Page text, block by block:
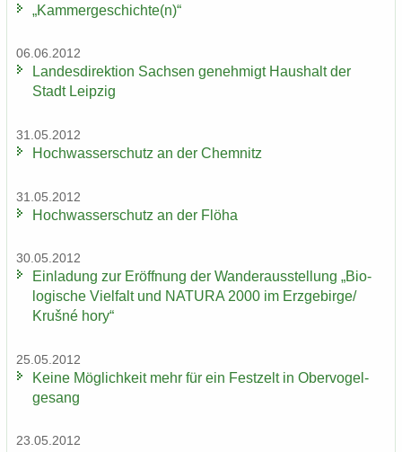
„Kam­mer­ge­schich­te(n)“
06.06.2012
Lan­des­di­rek­ti­on Sach­sen ge­neh­migt Haus­halt der
Stadt Leip­zig
31.05.2012
Hoch­was­ser­schutz an der Chem­nitz
31.05.2012
Hoch­was­ser­schutz an der Flöha
30.05.2012
Ein­la­dung zur Er­öff­nung der Wan­der­aus­stel­lung „Bio­
lo­gi­sche Viel­falt und NA­TU­RA 2000 im Erz­ge­bir­ge/
Krušné hory“
25.05.2012
Keine Mög­lich­keit mehr für ein Fest­zelt in Ober­vo­gel­
ge­sang
23.05.2012